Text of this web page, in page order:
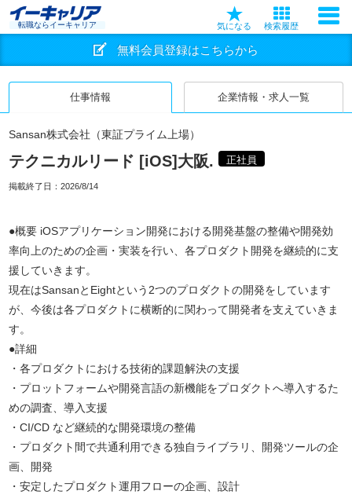
転職ならイーキャリア 気になる 検索履歴
無料会員登録はこちらから
仕事情報 企業情報・求人一覧
Sansan株式会社（東証プライム上場）
テクニカルリード [iOS]大阪. 正社員
掲載終了日： 2026/8/14
●概要 iOSアプリケーション開発における開発基盤の整備や開発効
率向上のための企画・実装を行い、各プロダクト開発を継続的に支
援していきます。
現在はSansanとEightという2つのプロダクトの開発をしています
が、今後は各プロダクトに横断的に関わって開発者を支えていきま
す。
●詳細
・各プロダクトにおける技術的課題解決の支援
・プロットフォームや開発言語の新機能をプロダクトへ導入するた
めの調査、導入支援
・CI/CD など継続的な開発環境の整備
・プロダクト間で共通利用できる独自ライブラリ、開発ツールの企
画、開発
・安定したプロダクト運用フローの企画、設計